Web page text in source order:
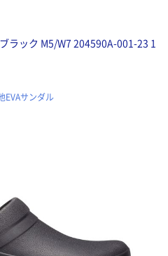
ラック M5/W7 204590A-001-23 1
EVAサンダル